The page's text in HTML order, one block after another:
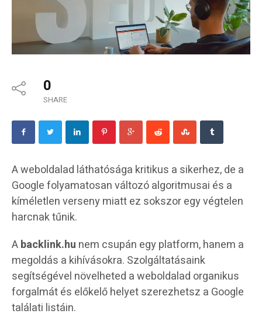
0
SHARE
A weboldalad láthatósága kritikus a sikerhez, de a
Google folyamatosan változó algoritmusai és a
kíméletlen verseny miatt ez sokszor egy végtelen
harcnak tűnik.
Abacklink.hu nem csupán egy platform, hanem a
megoldás a kihívásokra. Szolgáltatásaink
segítségével növelheted a weboldalad organikus
forgalmát és előkelő helyet szerezhetsz a Google
találati listáin.